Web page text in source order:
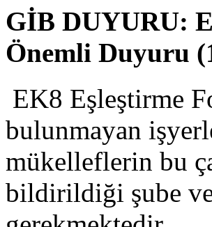
GİB DUYURU:
Önemli Duyuru
EK8 Eşleştirme
bulunmayan
mükelleflerin bu
bildirildiği şube